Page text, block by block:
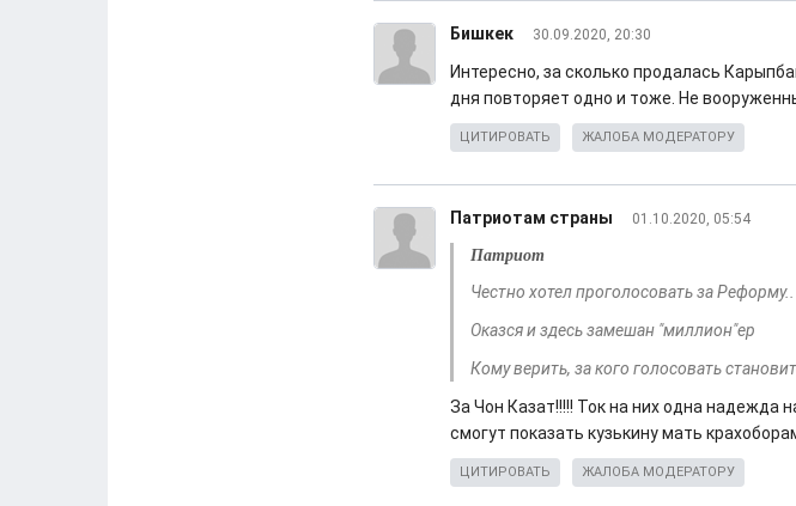
Бишкек 30.09.2020, 20:30
Интересно, за сколько продалась
дня повторяет одно и тоже. Не
ЦИТИРОВАТЬ ЖАЛОБА МОДЕРАТОРУ
Патриотам страны 01.10.2020, 05:54
Патриот
Честно хотел проголосовать за Реформу..
Оказся и здесь замешан "миллион"ер
Кому верить, за кого голосовать
За Чон Казат!!!!! Ток на них одна надежда
смогут показать кузькину мать
ЦИТИРОВАТЬ ЖАЛОБА МОДЕРАТОРУ